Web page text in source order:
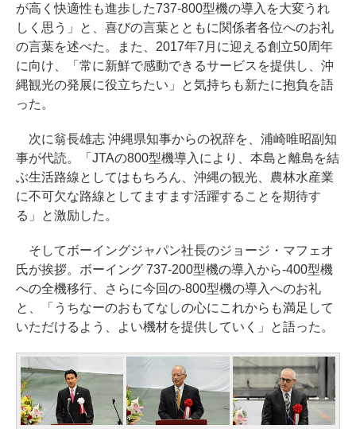
が高く快適性も進歩した737-800型機の導入を大変うれ
しく思う」と、喜びの言葉とともに関係者各位へのお礼
の言葉を述べた。また、2017年7月に迎える創立50周年
に向け、「常に新鮮で感動できるサービスを提供し、沖
縄観光の発展に役立ちたい」と気持ちも新たに抱負を語
った。
次に翁長雄志 沖縄県知事からの祝辞を、浦崎唯昭副知
事が代読。「JTAの800型機導入により、本島と離島を結
ぶ生活路線としてはもちろん、沖縄の観光、農林水産業
に不可欠な路線としてますます活躍することを期待す
る」と激励した。
そしてボーイングジャパン社長のジョージ・マフェオ
氏が挨拶。ボーイング 737-200型機の導入から-400型機
への全機移行、さらに今回の-800型機の導入へのお礼
と、「うちなーのおもてなしの心にこれからも満足して
いただけるよう、よい機材を提供していく」と語った。